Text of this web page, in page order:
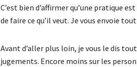
C’est bien d’affirmer qu’une pratique
de faire ce qu’il veut. Je vous envoie
Avant d’aller plus loin, je vous le dis
jugements. Encore moins sur les